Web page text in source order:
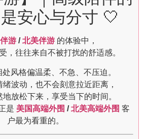
安心与分寸 🤍
游 /北美伴游 的体验中，
，往往来自不被打扰的舒适感。
风格偏温柔、不急、不压迫。
波动，也不会刻意拉近距离，
放松下来，享受当下的时间。
是 美国高端外围 /北美高端外围 客
户最为看重的。